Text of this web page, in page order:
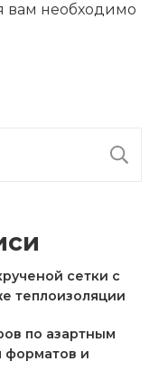
вам необходимо
сетки с
теплоизоляции
по азартным
форматов и